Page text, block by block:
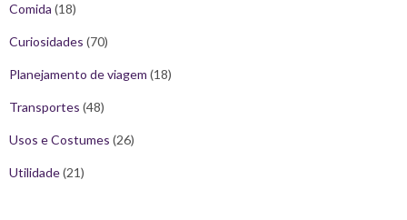
Comida (18)
Curiosidades (70)
Planejamento de viagem (18)
Transportes (48)
Usos e Costumes (26)
Utilidade(21)